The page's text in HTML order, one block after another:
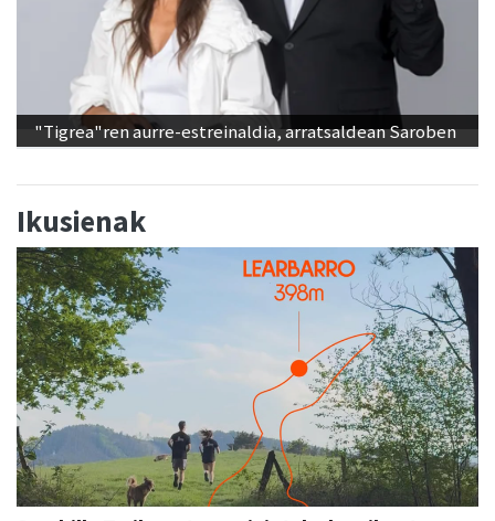
"Tigrea"ren aurre-estreinaldia, arratsaldean Saroben
Ikusienak